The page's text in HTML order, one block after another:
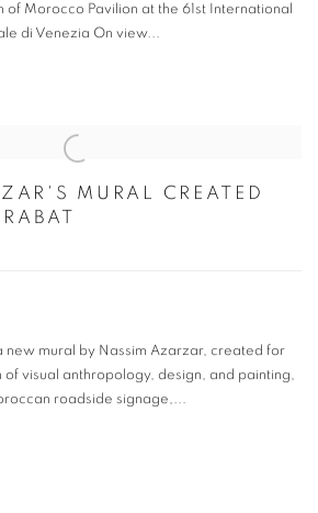
of Morocco Pavilion at the 61st International
di Venezia On view...
MURAL CREATED
new mural by Nassim Azarzar, created for
of visual anthropology, design, and painting,
roadside signage,...